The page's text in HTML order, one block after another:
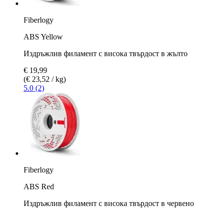
Fiberlogy
ABS Yellow
Издръжлив филамент с висока твърдост в жълто
€ 19,99
(€ 23,52 / kg)
5.0 (2)
Fiberlogy
ABS Red
Издръжлив филамент с висока твърдост в червено